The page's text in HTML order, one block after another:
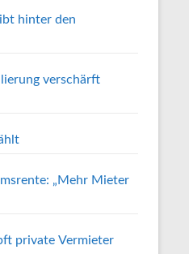
hinter den
verschärft
„Mehr Mieter
private Vermieter